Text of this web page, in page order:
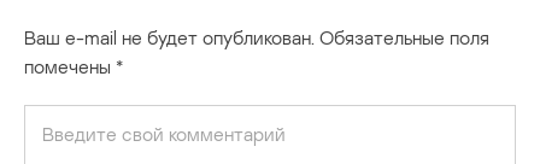
Ваш e-mail не будет опубликован. Обязательные поля
помечены *